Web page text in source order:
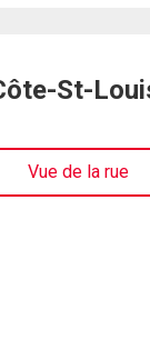
St-
Vue de la rue